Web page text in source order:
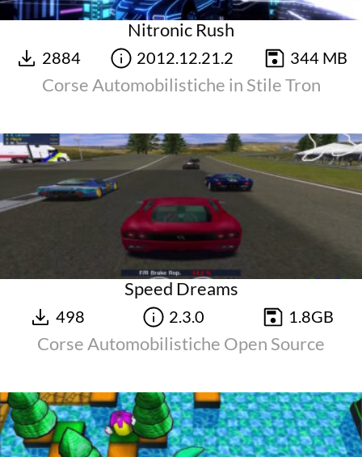
Nitronic Rush
2884 2012.12.21.2 344 MB
Corse Automobilistiche in Stile Tron
Speed Dreams
498 2.3.0 1.8GB
Corse Automobilistiche Open Source